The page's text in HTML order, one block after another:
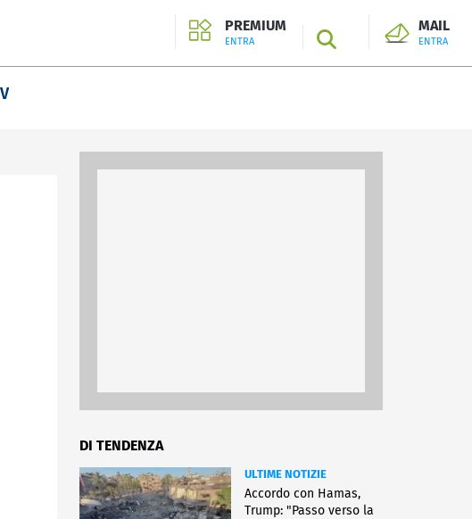
PREMIUM
ENTRA SEARCH
MAIL
ENTRA
DI TENDENZA
ULTIME NOTIZIE
Accordo con Hamas,
Trump: "Passo verso la